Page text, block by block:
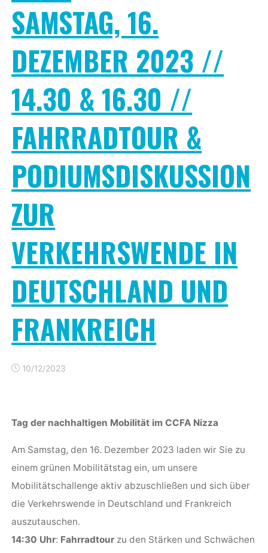
SAMSTAG, 16.
DEZEMBER 2023 //
14.30 & 16.30 //
FAHRRADTOUR &
PODIUMSDISKUSSION
ZUR
VERKEHRSWENDE IN
DEUTSCHLAND UND
FRANKREICH
10/12/2023
Tag der nachhaltigen Mobilität im CCFA Nizza
Am Samstag, den 16. Dezember 2023 laden wir Sie zu
einem grünen Mobilitätstag ein, um unsere
Mobilitätschallenge aktiv abzuschließen und sich über
die Verkehrswende in Deutschland und Frankreich
auszutauschen.
14:30 Uhr: Fahrradtour zu den Stärken und Schwächen